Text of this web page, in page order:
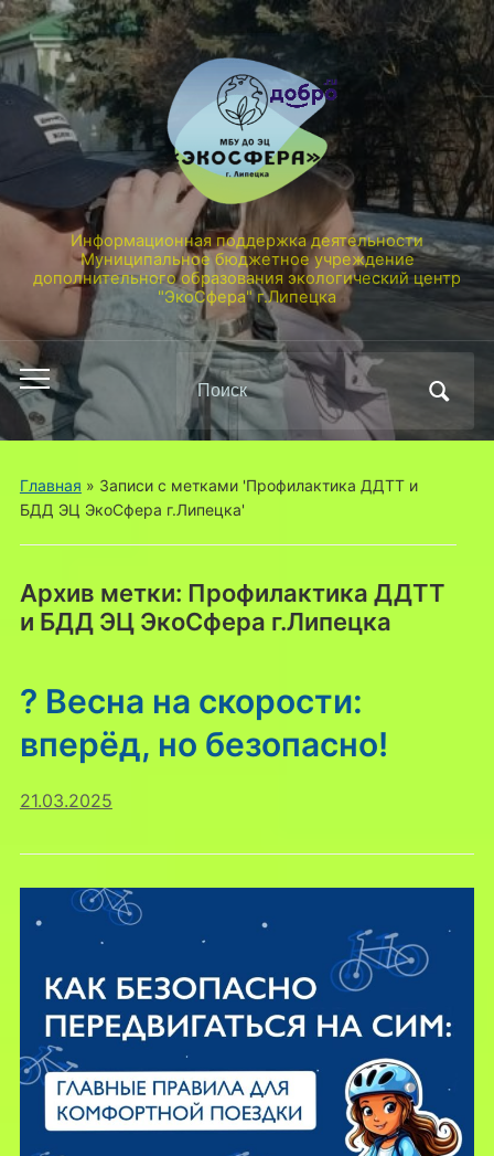
Информационная поддержка деятельности
Муниципальное бюджетное учреждение
дополнительного образования экологический центр
"ЭкоСфера" г.Липецка
Переключить
мобильное
меню
Поиск
по:
Главная » Записи с метками 'Профилактика ДДТТ и
БДД ЭЦ ЭкоСфера г.Липецка'
Архив метки: Профилактика ДДТТ
и БДД ЭЦ ЭкоСфера г.Липецка
? Весна на скорости:
вперёд, но безопасно!
21.03.2025